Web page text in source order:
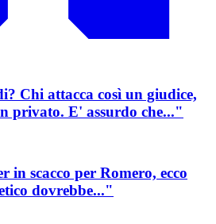
Chi attacca così un giudice,
privato. E' assurdo che..."
scacco per Romero, ecco
dovrebbe..."